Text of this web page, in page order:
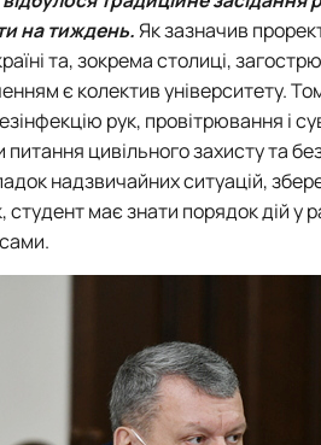
факультету
олімпіади з дисципліни
на тиждень.Як зазначив
та, зокрема столиці,
є колектив університету.
рук, провітрювання і
цивільного захисту та
надзвичайних ситуацій,
студент має знати порядок дій